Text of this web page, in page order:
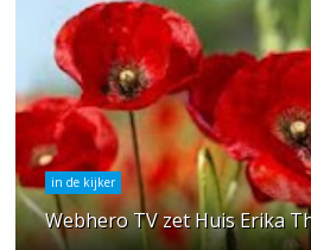
in de kijker
Webhero TV zet Huis Erika